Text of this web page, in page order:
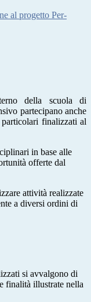
al progetto Per-
della scuola di
partecipano anche
finalizzati al
in base alle
offerte dal
attività realizzate
a diversi ordini di
si avvalgono di
finalità illustrate nella